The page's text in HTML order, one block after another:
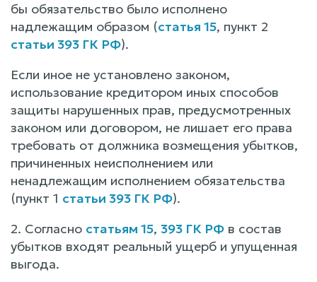
бы обязательство было исполнено
надлежащим образом (статья 15, пункт 2
статьи 393 ГК РФ).
Если иное не установлено законом,
использование кредитором иных способов
защиты нарушенных прав, предусмотренных
законом или договором, не лишает его права
требовать от должника возмещения убытков,
причиненных неисполнением или
ненадлежащим исполнением обязательства
(пункт 1 статьи 393 ГК РФ).
2. Согласно статьям 15, 393 ГК РФ в состав
убытков входят реальный ущерб и упущенная
выгода.